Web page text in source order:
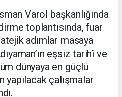
Varol başkanlığında
toplantısında, fuar
adımlar masaya
eşsiz tarihî ve
dünyaya en güçlü
yapılacak çalışmalar